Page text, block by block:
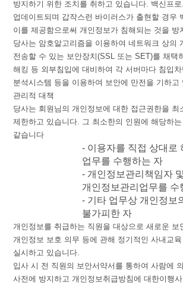
방지하기 위한 조치를 취하고 있습니다. 백신프
업데이트되며 갑작스런 바이러스가 출현할 경우
이를 제공함으로써 개인정보가 침해되는 것을 방
당사는 암호알고리즘을 이용하여 네트워크 상의
전송할 수 있는 보안장치(SSL 또는 SET)를 채택
해킹 등 외부침입에 대비하여 각 서버마다 침입
분석시스템 등을 이용하여 보안에 만전을 기하고
관리적 대책
당사는 회원님의 개인정보에 대한 접근권한을 최
제한하고 있습니다. 그 최소한의 인원에 해당하는
같습니다
- 이용자를 직접 상대로
업무를 수행하는 자
- 개인정보관리책임자 및
개인정보관리업무를 수
- 기타 업무상 개인정보
불가피한 자
개인정보를 취급하는 직원을 대상으로 새로운 보
개인정보 보호 의무 등에 관해 정기적인 사내교육
실시하고 있습니다.
입사 시 전 직원의 보안서약서를 통하여 사람에
사전에 방지하고 개인정보취급방침에 대한이행